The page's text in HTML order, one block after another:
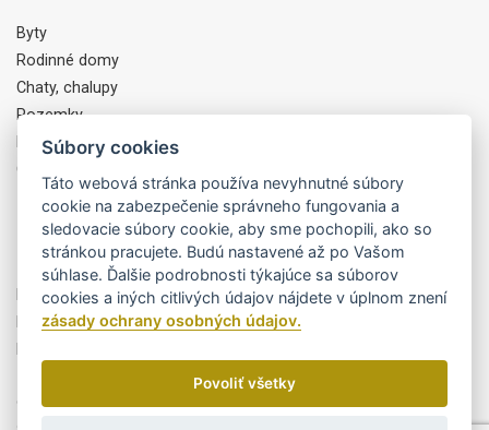
Byty
Rodinné domy
Chaty, chalupy
Pozemky
Komercia, Objekty
Ostatné
Partneri
Byty Trikota
MiPEdesign
Cookies
Súbory cookies
Táto webová stránka používa nevyhnutné súbory
cookie na zabezpečenie správneho fungovania a
sledovacie súbory cookie, aby sme pochopili, ako so
stránkou pracujete. Budú nastavené až po Vašom
súhlase. Ďalšie podrobnosti týkajúce sa súborov
cookies a iných citlivých údajov nájdete v úplnom znení
zásady ochrany osobných údajov.
Povoliť všetky